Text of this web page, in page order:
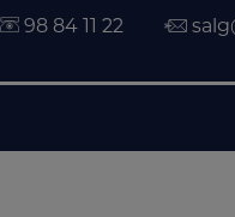
98 84 11 22